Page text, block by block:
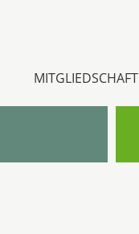
MITGLIEDSCHAFT